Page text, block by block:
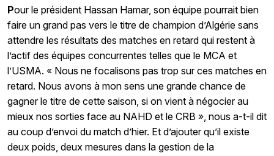
Pour le président Hassan Hamar, son équipe pourrait bien
faire un grand pas vers le titre de champion d’Algérie sans
attendre les résultats des matches en retard qui restent à
l’actif des équipes concurrentes telles que le MCA et
l’USMA. « Nous ne focalisons pas trop sur ces matches en
retard. Nous avons à mon sens une grande chance de
gagner le titre de cette saison, si on vient à négocier au
mieux nos sorties face au NAHD et le CRB », nous a-t-il dit
au coup d’envoi du match d’hier. Et d’ajouter qu’il existe
deux poids, deux mesures dans la gestion de la